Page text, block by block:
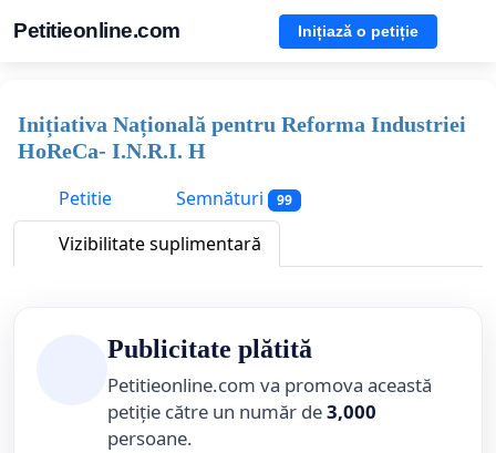
Petitieonline.com Inițiază o petiție
Inițiativa Națională pentru Reforma Industriei
HoReCa- I.N.R.I. H
Petitie
Semnături 99
Vizibilitate suplimentară
Publicitate plătită
Petitieonline.com va promova această
petiție către un număr de3,000
persoane.